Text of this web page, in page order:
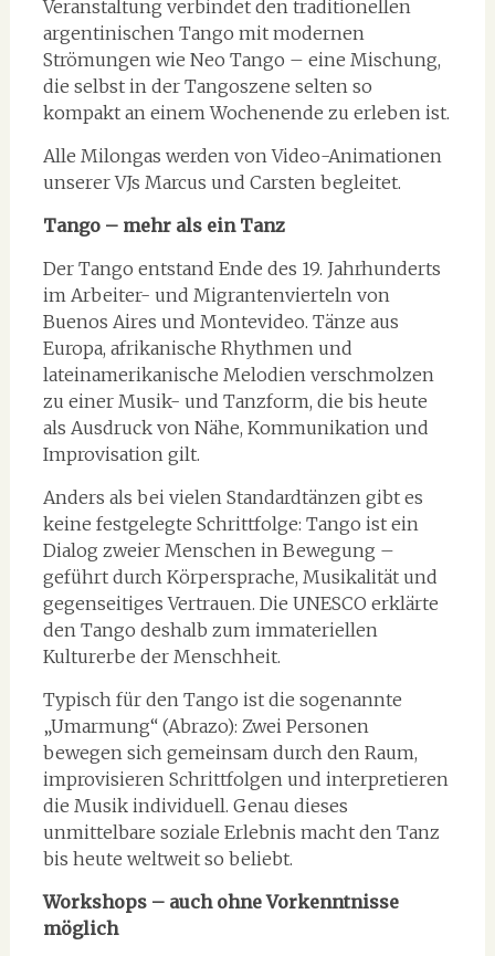
Veranstaltung verbindet den traditionellen
argentinischen Tango mit modernen
Strömungen wie Neo Tango – eine Mischung,
die selbst in der Tangoszene selten so
kompakt an einem Wochenende zu erleben ist.
Alle Milongas werden von Video-Animationen
unserer VJs Marcus und Carsten begleitet.
Tango – mehr als ein Tanz
Der Tango entstand Ende des 19. Jahrhunderts
im Arbeiter- und Migrantenvierteln von
Buenos Aires und Montevideo. Tänze aus
Europa, afrikanische Rhythmen und
lateinamerikanische Melodien verschmolzen
zu einer Musik- und Tanzform, die bis heute
als Ausdruck von Nähe, Kommunikation und
Improvisation gilt.
Anders als bei vielen Standardtänzen gibt es
keine festgelegte Schrittfolge: Tango ist ein
Dialog zweier Menschen in Bewegung –
geführt durch Körpersprache, Musikalität und
gegenseitiges Vertrauen. Die UNESCO erklärte
den Tango deshalb zum immateriellen
Kulturerbe der Menschheit.
Typisch für den Tango ist die sogenannte
„Umarmung“ (Abrazo): Zwei Personen
bewegen sich gemeinsam durch den Raum,
improvisieren Schrittfolgen und interpretieren
die Musik individuell. Genau dieses
unmittelbare soziale Erlebnis macht den Tanz
bis heute weltweit so beliebt.
Workshops – auch ohne Vorkenntnisse
möglich